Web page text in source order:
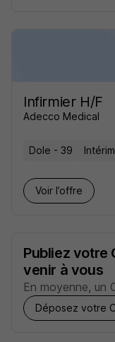
Infirmier H/F
Adecco Medical
Dole - 39 Intérim
Voir l’offre
Publiez votre
venir à vous
En moyenne, un
Déposez votre